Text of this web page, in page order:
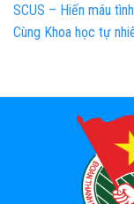
SCUS – Hiến máu
Cùng Khoa học tự